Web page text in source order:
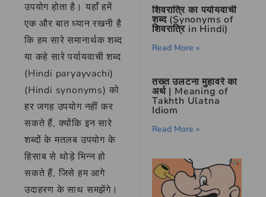
उपयोग होता है। यहाँ हमें
एक और बात ध्यान रखनी है
कि हम सारे समानार्थक शब्द
या कहे सारे पर्यायवाची शब्द
(Hindi paryayvachi)
(Hindi synonyms) को
हर जगह उपयोग नहीं कर
सकते हैं, क्योंकि इन सारे
शब्दों के मतलब उपयोग के
हिसाब से थोड़े भिन्न हो
सकते हैं, जिसे हम आगे
उदाहरण के साथ समझेंगे।
शिवरात्रि का पर्यायवाची
शब्द (Synonyms of
शिवरात्रि in Hindi)
Read More »
तख्त उलटना मुहावरे का
अर्थ | Meaning of
Takhth Ulatna
Idiom
Read More »